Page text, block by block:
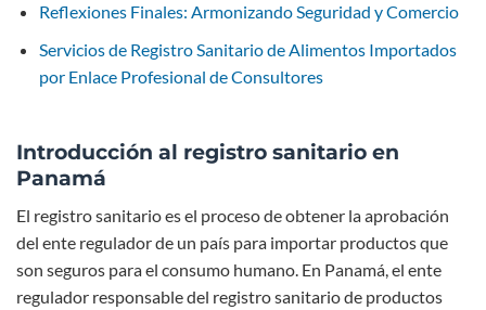
Reflexiones Finales: Armonizando Seguridad y Comercio
Servicios de Registro Sanitario de Alimentos Importados
por Enlace Profesional de Consultores
Introducción al registro sanitario en
Panamá
El registro sanitario es el proceso de obtener la aprobación
del ente regulador de un país para importar productos que
son seguros para el consumo humano. En Panamá, el ente
regulador responsable del registro sanitario de productos